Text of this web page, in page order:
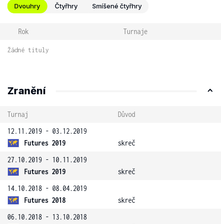
Dvouhry Čtyřhry Smíšené čtyřhry
Rok Turnaje
Žádné tituly
Zranění
Turnaj
Důvod
12.11.2019 - 03.12.2019
Futures 2019
skreč
27.10.2019 - 10.11.2019
Futures 2019
skreč
14.10.2018 - 08.04.2019
Futures 2018
skreč
06.10.2018 - 13.10.2018